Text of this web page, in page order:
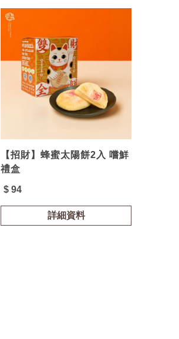
【招財】蜂蜜太陽餅2入 嚐鮮
禮盒
$ 94
詳細資料